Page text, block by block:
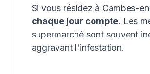
Si vous résidez à Cambes-
chaque jour compte. Les
supermarché sont souvent
aggravant l'infestation.